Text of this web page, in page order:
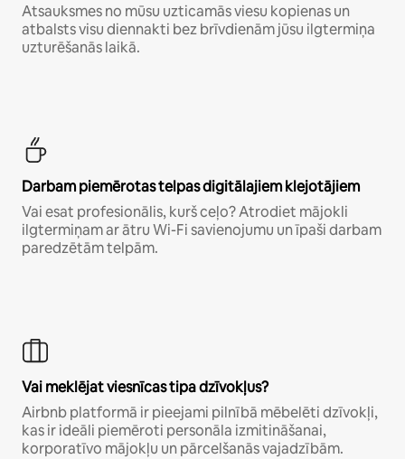
Atsauksmes no mūsu uzticamās viesu kopienas un
atbalsts visu diennakti bez brīvdienām jūsu ilgtermiņa
uzturēšanās laikā.
Darbam piemērotas telpas digitālajiem klejotājiem
Vai esat profesionālis, kurš ceļo? Atrodiet mājokli
ilgtermiņam ar ātru Wi-Fi savienojumu un īpaši darbam
paredzētām telpām.
Vai meklējat viesnīcas tipa dzīvokļus?
Airbnb platformā ir pieejami pilnībā mēbelēti dzīvokļi,
kas ir ideāli piemēroti personāla izmitināšanai,
korporatīvo mājokļu un pārcelšanās vajadzībām.